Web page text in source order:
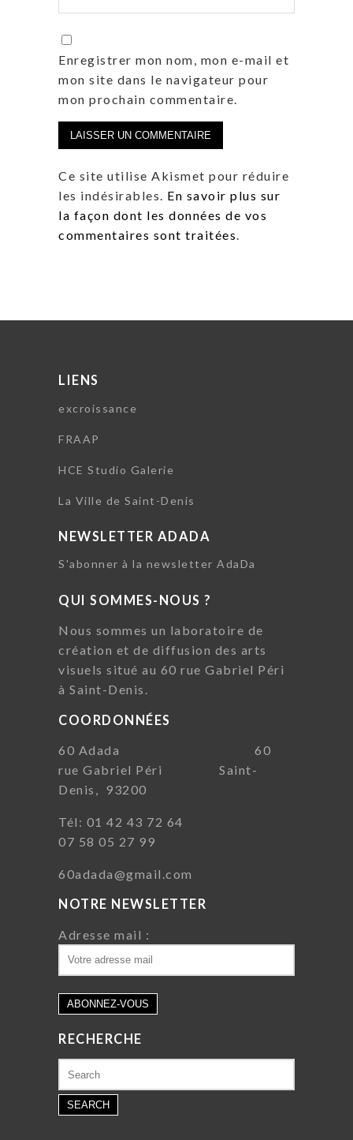
Enregistrer mon nom, mon e-mail et
mon site dans le navigateur pour
mon prochain commentaire.
Ce site utilise Akismet pour réduire
les indésirables. En savoir plus sur
la façon dont les données de vos
commentaires sont traitées.
LIENS
excroissance
FRAAP
HCE Studio Galerie
La Ville de Saint-Denis
NEWSLETTER ADADA
S'abonner à la newsletter AdaDa
QUI SOMMES-NOUS ?
Nous sommes un laboratoire de
création et de diffusion des arts
visuels situé au 60 rue Gabriel Péri
à Saint-Denis.
COORDONNÉES
60 Adada 60
rue Gabriel Péri Saint-
Denis, 93200
Tél: 01 42 43 72 64
07 58 05 27 99
60adada@gmail.com
NOTRE NEWSLETTER
Adresse mail :
RECHERCHE
for: